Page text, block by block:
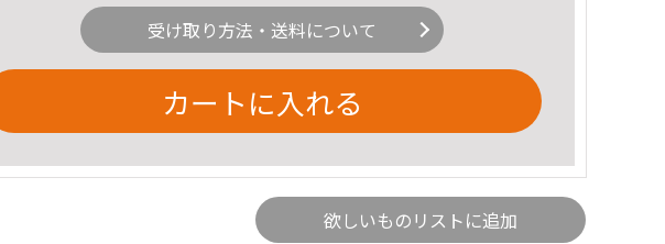
受け取り方法・送料について
カートに入れる
欲しいものリストに追加